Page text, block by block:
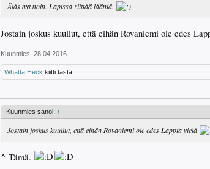
Äläs nyt noin. Lapissa riittää lääniä.
Jostain joskus kuullut, että eihän Rovaniemi ole edes
Kuunmies 28.04.2016
Whatta Heck kiitti tästä.
Kuunmies sanoi: ↑
Jostain joskus kuullut, että eihän Rovaniemi ole edes Lappia vielä
^ Tämä.